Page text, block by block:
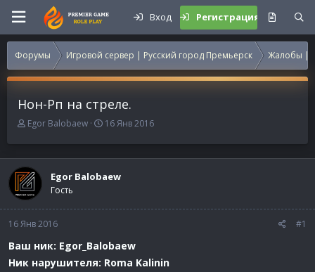
Вход Регистрация
Форумы Игровой сервер | Русский город Премьерск Жалобы |
Нон-Рп на стреле.
А
т
о
р
т
е
м
ы
Egor Balobaew
Д
т
а
н
а
16 Янв 2016
Egor Balobaew
Гость
16 Янв 2016 #1
Ваш ник: Еgor_Balobaew
Ник нарушителя: Roma Kalinin